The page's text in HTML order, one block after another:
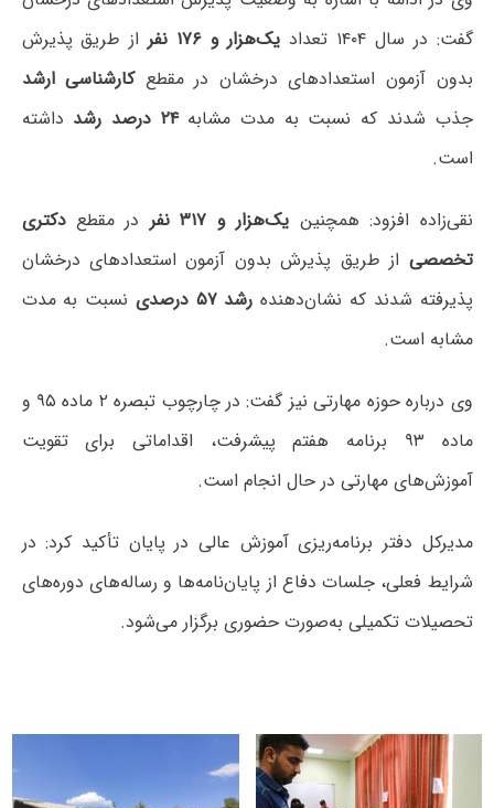
گفت: در سال ۱۴۰۴ تعداد
یک‌هزار و ۱۷۶ نفر
از طریق پذیرش
بدون آزمون استعدادهای درخشان در مقطعکارشناسی ارشد
جذب شدند که نسبت به مدت مشابه ۲۴ درصد رشد
داشته
است.
نقی‌زاده افزود: همچنین یک‌هزار و ۳۱۷ نفر در مقطع دکتری
تخصصی از طریق پذیرش بدون آزمون استعدادهای درخشان
پذیرفته شدند که نشان‌دهندهرشد ۵۷ درصدی
نسبت به مدت
مشابه است.
وی درباره حوزه مهارتی نیز گفت: در چارچوب تبصره ۲ ماده ۹۵ و
ماده ۹۳ برنامه هفتم پیشرفت، اقداماتی برای تقویت
آموزش‌های مهارتی در حال انجام است.
مدیرکل دفتر برنامه‌ریزی آموزش عالی در پایان تأکید کرد: در
شرایط فعلی، جلسات دفاع از پایان‌نامه‌ها و رساله‌های دوره‌های
تحصیلات تکمیلی به‌صورت حضوری برگزار می‌شود.